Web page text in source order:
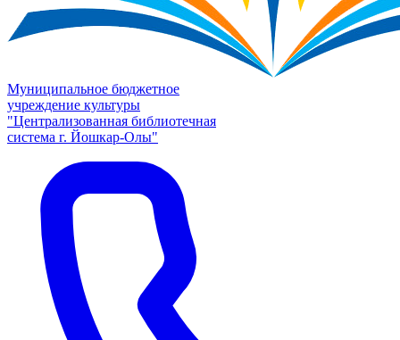
Муниципальное бюджетное
учреждение культуры
"Централизованная библиотечная
система г. Йошкар-Олы"